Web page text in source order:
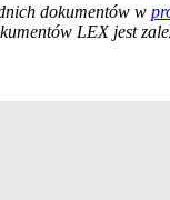
dokumentów w
LEX jest